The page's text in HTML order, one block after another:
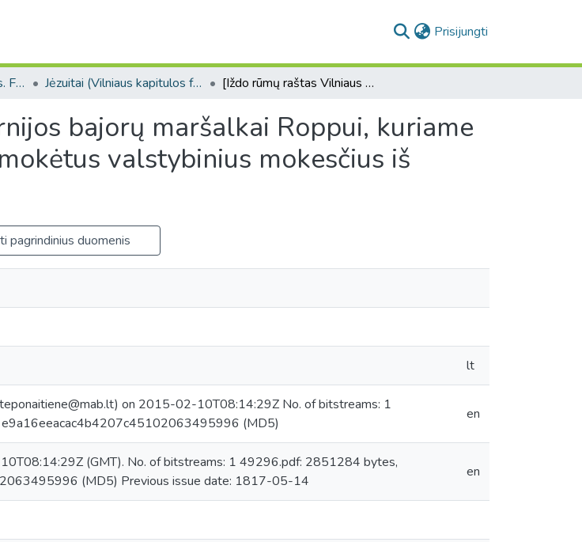
Prisijungti
Vilniaus kapitulos fondas. F43 Jėzuitai (Vilniaus kapitulos fondas. F43. Bažnytinių įstaigų bendro pobūdžio dokumentai) [Iždo rūmų raštas Vilniaus gubernijos bajorų maršalkai Roppui, kuriame pranešama apie baudas už nesumokėtus valstybinius mokesčius iš buvusių jėzuitų valdų]
bajorų maršalkai Roppui, kuriame
valstybinius mokesčius iš
pagrindinius duomenis
lt
on 2015-02-10T08:14:29Z No. of bitstreams: 1
(MD5)
en
(GMT). No. of bitstreams: 1 49296.pdf: 2851284 bytes,
(MD5) Previous issue date: 1817-05-14
en